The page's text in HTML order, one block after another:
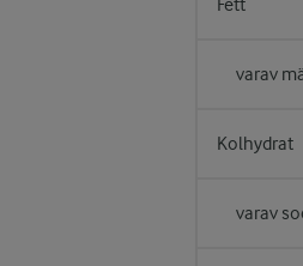
Fett
varav
Kolhydrat
varav